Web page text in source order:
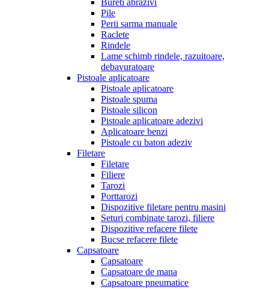
Pile
Perii sarma manuale
Raclete
Rindele
Lame schimb rindele, razuitoare,
debavuratoare
Pistoale aplicatoare
Pistoale aplicatoare
Pistoale spuma
Pistoale silicon
Pistoale aplicatoare adezivi
Aplicatoare benzi
Pistoale cu baton adeziv
Filetare
Filetare
Filiere
Tarozi
Porttarozi
Dispozitive filetare pentru masini
Seturi combinate tarozi, filiere
Dispozitive refacere filete
Bucse refacere filete
Capsatoare
Capsatoare
Capsatoare de mana
Capsatoare pneumatice